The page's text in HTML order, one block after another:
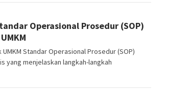
Operasional Prosedur (SOP)
Standar Operasional Prosedur (SOP)
yang menjelaskan langkah-langkah